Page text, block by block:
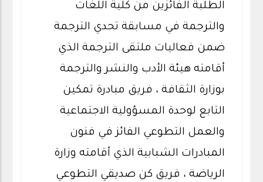
الطلبة الفائزين من كلية اللغات
والترجمة في مسابقة تحدي الترجمة
ضمن فعاليات ملتقى الترجمة الذي
أقامته هيئة الأدب والنشر والترجمة
بوزارة الثقافة ، فريق مبادرة تمكين
التابع لوحدة المسؤولية الاجتماعية
والعمل التطوعي الفائز في فنون
المبادرات الشبابية الذي أقامته وزارة
الرياضة ، فريق كن صديقي التطوعي